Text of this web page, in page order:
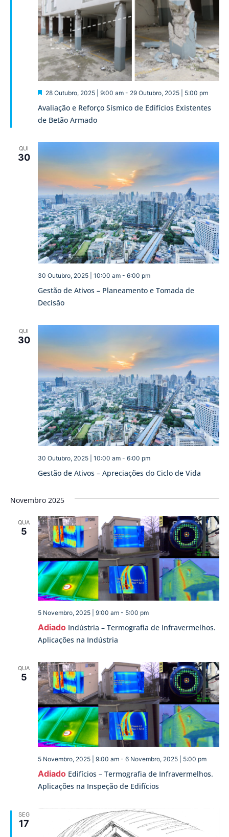
Avaliação e Reforço Sísmico de Edifícios Existentes
de Betão Armado
Destaque
28 Outubro, 2025 | 9:00 am- 29 Outubro, 2025 | 5:00 pm
QUI
30
Gestão de Ativos – Planeamento e Tomada de
Decisão
30 Outubro, 2025 | 10:00 am- 6:00 pm
QUI
30
Gestão de Ativos – Apreciações do Ciclo de Vida
30 Outubro, 2025 | 10:00 am- 6:00 pm
Novembro 2025
QUA
5
Adiado Indústria – Termografia de Infravermelhos.
Aplicações na Indústria
5 Novembro, 2025 | 9:00 am- 5:00 pm
QUA
5
Adiado Edifícios – Termografia de Infravermelhos.
Aplicações na Inspeção de Edifícios
5 Novembro, 2025 | 9:00 am- 6 Novembro, 2025 | 5:00 pm
SEG
17